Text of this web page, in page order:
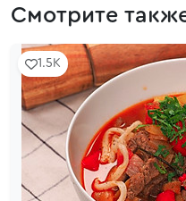
Смотрите
1.5K